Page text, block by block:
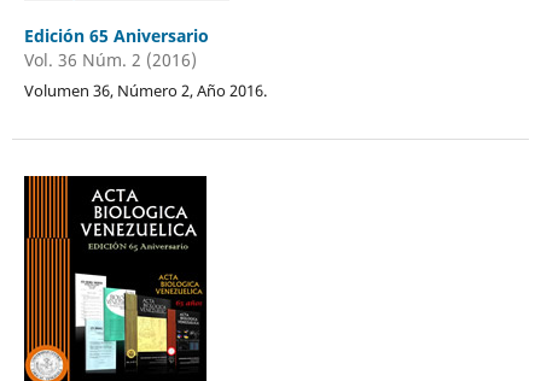
Edición 65 Aniversario
Vol. 36 Núm. 2 (2016)
Volumen 36, Número 2, Año 2016.